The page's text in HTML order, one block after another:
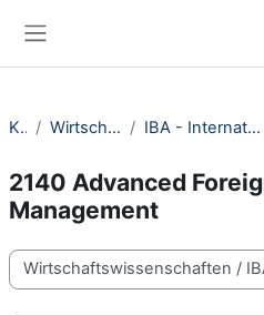
Kurse Wirtschaftswissenschaften IBA - International Business Administration
2140 Advanced
Management
Kursbereiche